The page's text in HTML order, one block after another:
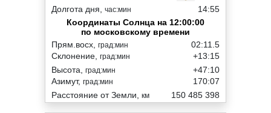
Долгота дня, час:мин
14:55
Координаты Солнца на 12:00:00
по московскому времени
Прям.восх, град:мин
Склонение, град:мин
02:11.5
+13:15
Высота, град:мин
Азимут, град:мин
+47:10
170:07
Расстояние от Земли, км 150 485 398